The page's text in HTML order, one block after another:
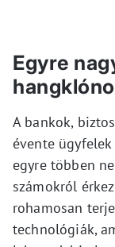
Egyre
A bankok,
évente
egyre többen
számokról
rohamosan
technológiák,